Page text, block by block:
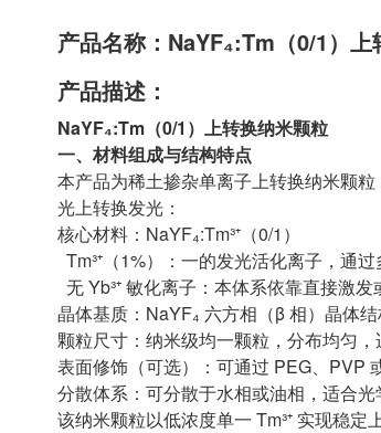
产品名称：NaYF₄:Tm（0/1）上
产品描述：
NaYF₄:Tm（0/1）上转换纳米颗粒
一、材料组成与结构特点
本产品为稀土掺杂单离子上转换纳米颗
光上转换发光：
核心材料：NaYF₄:Tm³⁺（0/1）
Tm³⁺（1%）：一的发光活化离子，通
无 Yb³⁺ 敏化离子：本体系依靠直接激
晶体基质：NaYF₄ 六方相（β 相）晶体
颗粒尺寸：纳米级均一颗粒，分布均匀，
表面修饰（可选）：可通过 PEG、PVP
分散体系：可分散于水相或油相，适合光
该纳米颗粒以低浓度单一 Tm³⁺ 实现稳定